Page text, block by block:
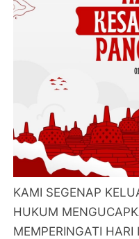
KAMI SEGENAP
HUKUM
MEMPERINGATI